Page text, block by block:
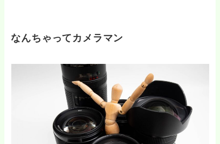
なんちゃってカメラマン